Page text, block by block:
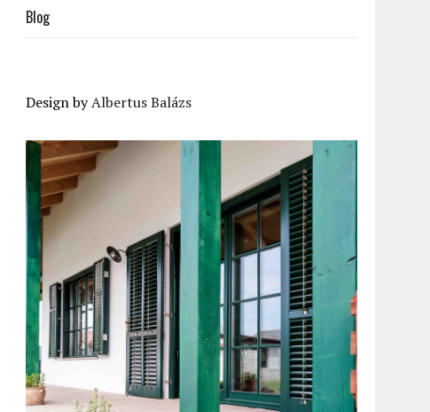
Blog
Design byAlbertus Balázs